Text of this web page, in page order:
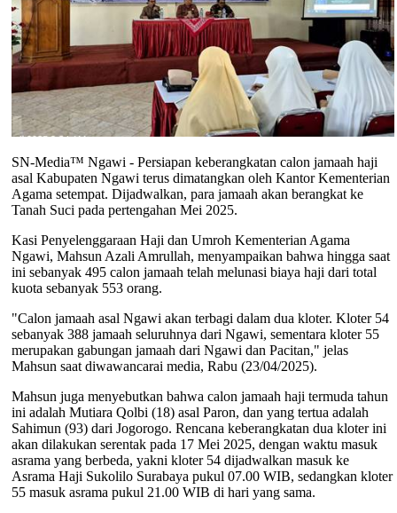
SN-Media™ Ngawi - Persiapan keberangkatan calon jamaah haji
asal Kabupaten Ngawi terus dimatangkan oleh Kantor Kementerian
Agama setempat. Dijadwalkan, para jamaah akan berangkat ke
Tanah Suci pada pertengahan Mei 2025.
Kasi Penyelenggaraan Haji dan Umroh Kementerian Agama
Ngawi, Mahsun Azali Amrullah, menyampaikan bahwa hingga saat
ini sebanyak 495 calon jamaah telah melunasi biaya haji dari total
kuota sebanyak 553 orang.
"Calon jamaah asal Ngawi akan terbagi dalam dua kloter. Kloter 54
sebanyak 388 jamaah seluruhnya dari Ngawi, sementara kloter 55
merupakan gabungan jamaah dari Ngawi dan Pacitan," jelas
Mahsun saat diwawancarai media, Rabu (23/04/2025).
Mahsun juga menyebutkan bahwa calon jamaah haji termuda tahun
ini adalah Mutiara Qolbi (18) asal Paron, dan yang tertua adalah
Sahimun (93) dari Jogorogo. Rencana keberangkatan dua kloter ini
akan dilakukan serentak pada 17 Mei 2025, dengan waktu masuk
asrama yang berbeda, yakni kloter 54 dijadwalkan masuk ke
Asrama Haji Sukolilo Surabaya pukul 07.00 WIB, sedangkan kloter
55 masuk asrama pukul 21.00 WIB di hari yang sama.